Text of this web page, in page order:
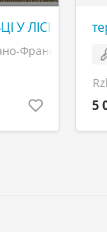
У ЛІСІ В ГОРАХ.
Франківська
5